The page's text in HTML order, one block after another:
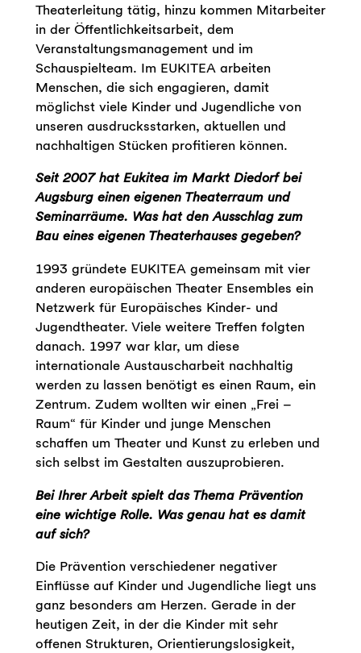
Theaterleitung tätig, hinzu kommen Mitarbeiter
in der Öffentlichkeitsarbeit, dem
Veranstaltungsmanagement und im
Schauspielteam. Im EUKITEA arbeiten
Menschen, die sich engagieren, damit
möglichst viele Kinder und Jugendliche von
unseren ausdrucksstarken, aktuellen und
nachhaltigen Stücken profitieren können.
Seit 2007 hat Eukitea im Markt Diedorf bei
Augsburg einen eigenen Theaterraum und
Seminarräume. Was hat den Ausschlag zum
Bau eines eigenen Theaterhauses gegeben?
1993 gründete EUKITEA gemeinsam mit vier
anderen europäischen Theater Ensembles ein
Netzwerk für Europäisches Kinder- und
Jugendtheater. Viele weitere Treffen folgten
danach. 1997 war klar, um diese
internationale Austauscharbeit nachhaltig
werden zu lassen benötigt es einen Raum, ein
Zentrum. Zudem wollten wir einen „Frei –
Raum“ für Kinder und junge Menschen
schaffen um Theater und Kunst zu erleben und
sich selbst im Gestalten auszuprobieren.
Bei Ihrer Arbeit spielt das Thema Prävention
eine wichtige Rolle. Was genau hat es damit
auf sich?
Die Prävention verschiedener negativer
Einflüsse auf Kinder und Jugendliche liegt uns
ganz besonders am Herzen. Gerade in der
heutigen Zeit, in der die Kinder mit sehr
offenen Strukturen, Orientierungslosigkeit,